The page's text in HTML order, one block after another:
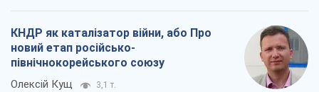
КНДР як каталізатор війни, або Про
новий етап російсько-
північнокорейського союзу
Олексій Кущ 3,1 т.